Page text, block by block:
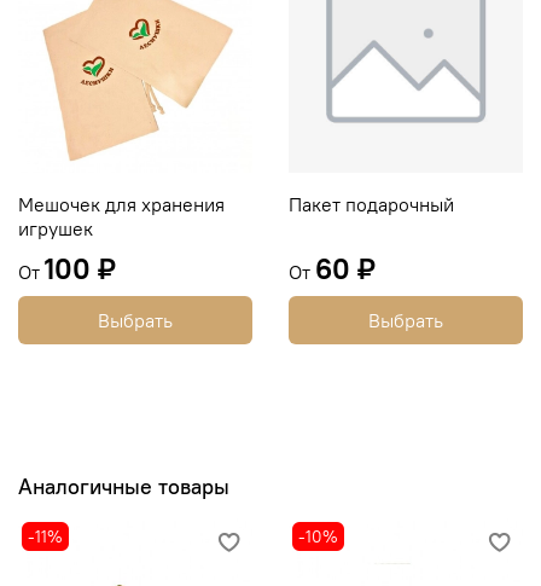
Мешочек для хранения
игрушек
От 100 ₽
Выбрать
Пакет подарочный
От 60 ₽
Выбрать
Аналогичные товары
-11% -10%